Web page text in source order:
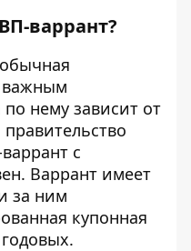
варрант?
важным
нему зависит от
с
Варрант имеет
за ним
купонная